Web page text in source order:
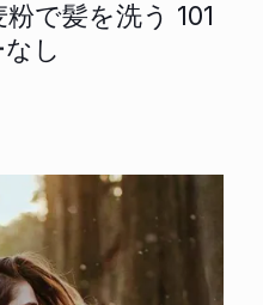
で髪を洗う 101
し